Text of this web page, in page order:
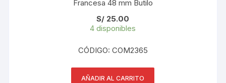
Francesa 48 mm Butilo
S/ 25.00
4 disponibles
CÓDIGO: COM2365
AÑADIR AL CARRITO